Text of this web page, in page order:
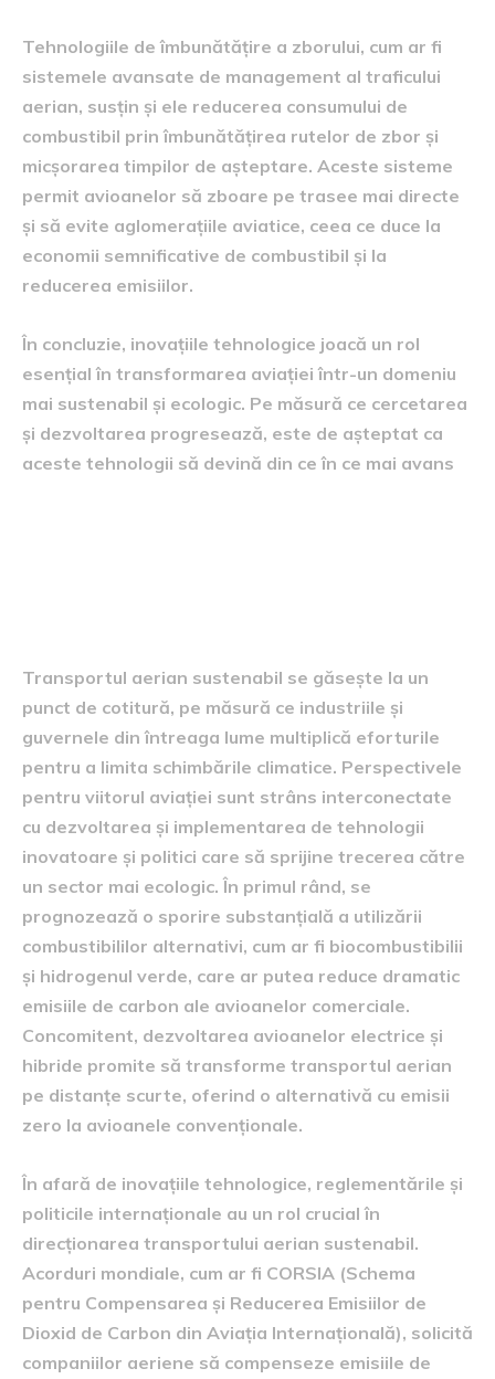
Tehnologiile de îmbunătățire a zborului, cum ar fi
sistemele avansate de management al traficului
aerian, susțin și ele reducerea consumului de
combustibil prin îmbunătățirea rutelor de zbor și
micșorarea timpilor de așteptare. Aceste sisteme
permit avioanelor să zboare pe trasee mai directe
și să evite aglomerațiile aviatice, ceea ce duce la
economii semnificative de combustibil și la
reducerea emisiilor.
În concluzie, inovațiile tehnologice joacă un rol
esențial în transformarea aviației într-un domeniu
mai sustenabil și ecologic. Pe măsură ce cercetarea
și dezvoltarea progresează, este de așteptat ca
aceste tehnologii să devină din ce în ce mai avans
Transportul aerian sustenabil se găsește la un
punct de cotitură, pe măsură ce industriile și
guvernele din întreaga lume multiplică eforturile
pentru a limita schimbările climatice. Perspectivele
pentru viitorul aviației sunt strâns interconectate
cu dezvoltarea și implementarea de tehnologii
inovatoare și politici care să sprijine trecerea către
un sector mai ecologic. În primul rând, se
prognozează o sporire substanțială a utilizării
combustibililor alternativi, cum ar fi biocombustibilii
și hidrogenul verde, care ar putea reduce dramatic
emisiile de carbon ale avioanelor comerciale.
Concomitent, dezvoltarea avioanelor electrice și
hibride promite să transforme transportul aerian
pe distanțe scurte, oferind o alternativă cu emisii
zero la avioanele convenționale.
În afară de inovațiile tehnologice, reglementările și
politicile internaționale au un rol crucial în
direcționarea transportului aerian sustenabil.
Acorduri mondiale, cum ar fi CORSIA (Schema
pentru Compensarea și Reducerea Emisiilor de
Dioxid de Carbon din Aviația Internațională), solicită
companiilor aeriene să compenseze emisiile de